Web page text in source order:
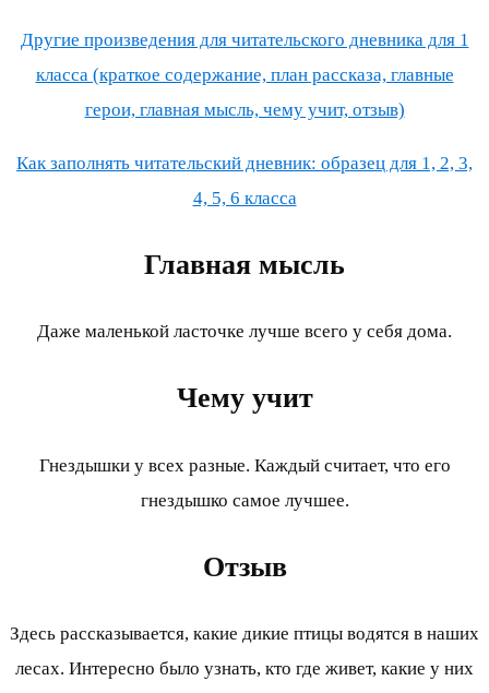
Другие произведения для читательского дневника для 1
класса (краткое содержание, план рассказа, главные
герои, главная мысль, чему учит, отзыв)
Как заполнять читательский дневник: образец для 1, 2, 3,
4, 5, 6 класса
Главная мысль
Даже маленькой ласточке лучше всего у себя дома.
Чему учит
Гнездышки у всех разные. Каждый считает, что его
гнездышко самое лучшее.
Отзыв
Здесь рассказывается, какие дикие птицы водятся в наших
лесах. Интересно было узнать, кто где живет, какие у них